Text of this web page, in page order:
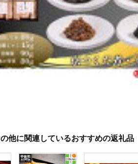
他に関連しているおすすめの返礼品